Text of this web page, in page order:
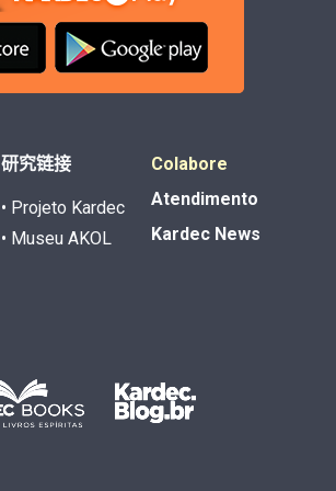
研究链接
• Projeto Kardec
• Museu AKOL
Colabore
Atendimento
Kardec News